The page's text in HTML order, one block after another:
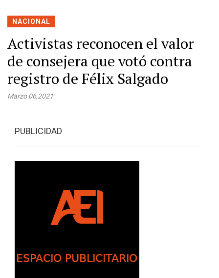
NACIONAL
Activistas reconocen el valor
de consejera que votó contra
registro de Félix Salgado
Marzo 06,2021
PUBLICIDAD